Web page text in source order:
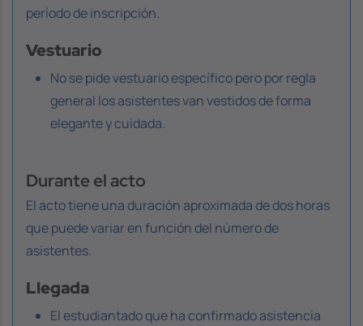
período de inscripción.
Vestuario
No se pide vestuario específico pero por regla
general los asistentes van vestidos de forma
elegante y cuidada.
Durante el acto
El acto tiene una duración aproximada de dos horas
que puede variar en función del número de
asistentes.
Llegada
El estudiantado que ha confirmado asistencia